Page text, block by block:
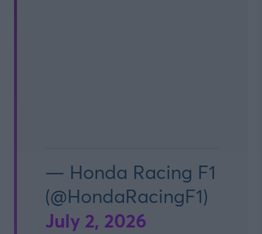
— Honda Racing F1
(@HondaRacingF1)
July 2, 2026